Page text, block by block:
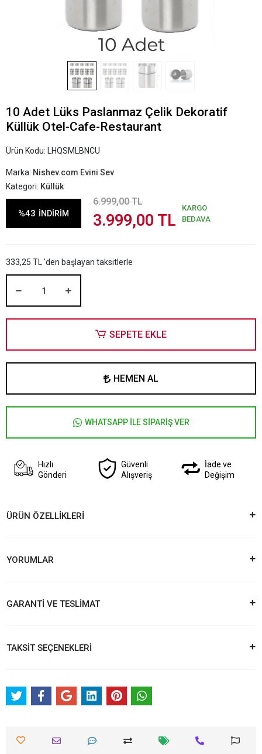
10 Adet Lüks Paslanmaz Çelik Dekoratif
Küllük Otel-Cafe-Restaurant
Ürün Kodu: LHQSMLBNCU
Marka: Nishev.com Evini Sev
Kategori: Küllük
%43 İNDİRİM
6.999,00 TL
3.999,00 TL
KARGO
BEDAVA
333,25 TL 'den başlayan taksitlerle
SEPETE EKLE
HEMEN AL
WHATSAPP İLE SİPARİŞ VER
Hızlı
Gönderi
Güvenli
Alışveriş
İade ve
Değişim
ÜRÜN ÖZELLİKLERİ
YORUMLAR
GARANTİ VE TESLİMAT
TAKSİT SEÇENEKLERİ